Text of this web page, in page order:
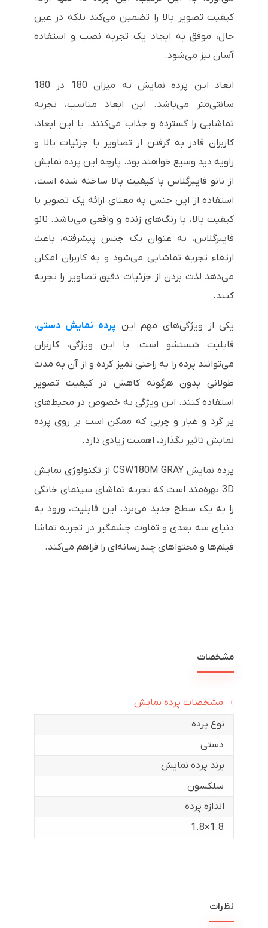
کیفیت تصویر بالا را تضمین می‌کند بلکه در عین
حال، موفق به ایجاد یک تجربه نصب و استفاده
آسان نیز می‌شود.
ابعاد این پرده نمایش به میزان 180 در 180
سانتی‌متر می‌باشد. این ابعاد مناسب، تجربه
تماشایی را گسترده و جذاب می‌کنند. با این ابعاد،
کاربران قادر به گرفتن از تصاویر با جزئیات بالا و
زاویه دید وسیع خواهند بود. پارچه این پرده نمایش
از نانو فایبرگلاس با کیفیت بالا ساخته شده است.
استفاده از این جنس به معنای ارائه یک تصویر با
کیفیت بالا، با رنگ‌های زنده و واقعی می‌باشد. نانو
فایبرگلاس، به عنوان یک جنس پیشرفته، باعث
ارتقاء تجربه تماشایی می‌شود و به کاربران امکان
می‌دهد لذت بردن از جزئیات دقیق تصاویر را تجربه
کنند.
یکی از ویژگی‌های مهم این پرده نمایش دستی،
قابلیت شستشو است. با این ویژگی، کاربران
می‌توانند پرده را به راحتی تمیز کرده و از آن به مدت
طولانی بدون هرگونه کاهش در کیفیت تصویر
استفاده کنند. این ویژگی به خصوص در محیط‌های
پر گرد و غبار و چربی که ممکن است بر روی پرده
نمایش تاثیر بگذارد، اهمیت زیادی دارد.
پرده نمایش CSW180M GRAY از تکنولوژی نمایش
3D بهره‌مند است که تجربه تماشای سینمای خانگی
را به یک سطح جدید می‌برد. این قابلیت، ورود به
دنیای سه بعدی و تفاوت چشمگیر در تجربه تماشا
فیلم‌ها و محتواهای چندرسانه‌ای را فراهم می‌کند.
مشخصات
مشخصات پرده نمایش
نوع پرده
دستی
برند پرده نمایش
سلکسون
اندازه پرده
1.8×1.8
نظرات